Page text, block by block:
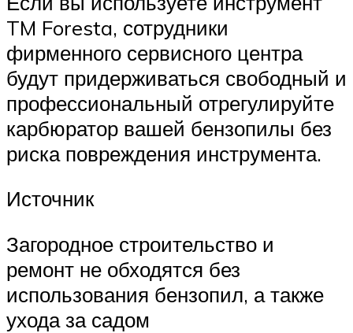
TM Foresta, сотрудники
фирменного сервисного центра
будут придерживаться свободный и
профессиональный отрегулируйте
карбюратор вашей бензопилы без
риска повреждения инструмента.
Источник
Загородное строительство и
ремонт не обходятся без
использования бензопил, а также
ухода за садом